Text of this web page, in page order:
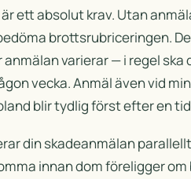
ett absolut krav. Utan
brottsrubriceringen.
varierar — i regel
vecka. Anmäl även vid
blir tydlig först efter en
din skadeanmälan
innan dom föreligger